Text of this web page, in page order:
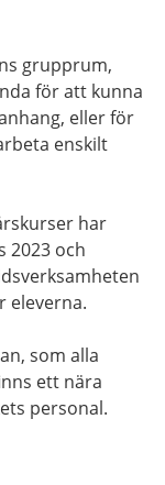
grupprum,
för att kunna
eller för
enskilt
har
2023 och
eleverna.
som alla
ett nära
personal.